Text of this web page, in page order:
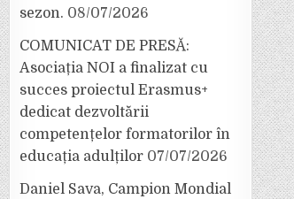
sezon. 08/07/2026
COMUNICAT DE PRESĂ:
Asociația NOI a finalizat cu
succes proiectul Erasmus+
dedicat dezvoltării
competențelor formatorilor în
educația adulților 07/07/2026
Daniel Sava, Campion Mondial